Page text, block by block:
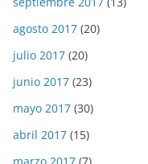
agosto 2017 (20)
julio 2017 (20)
junio 2017 (23)
mayo 2017 (30)
abril 2017 (15)